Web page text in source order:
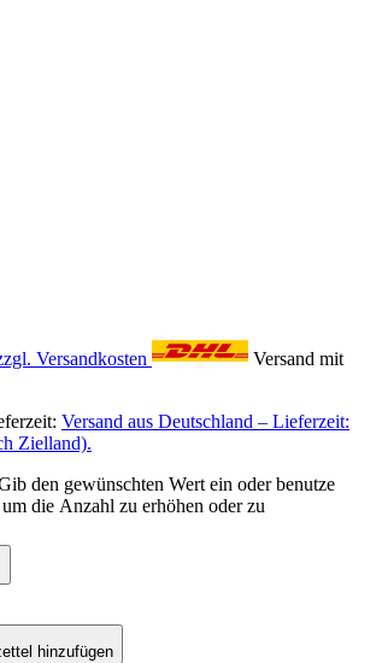
Versandkosten
Versand mit
Versand aus Deutschland – Lieferzeit:
Zielland).
den gewünschten Wert ein oder benutze
die Anzahl zu erhöhen oder zu
hinzufügen